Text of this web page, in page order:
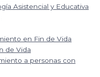
Asistencial y Educativa
en Fin de Vida
de Vida
a personas con